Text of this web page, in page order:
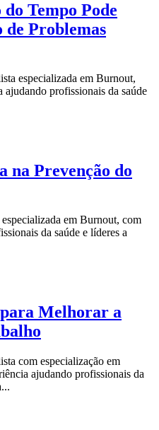
Tempo Pode
Problemas
especializada em Burnout,
ajudando profissionais da saúde
na Prevenção do
em Burnout, com
da saúde e líderes a
Melhorar a
com especialização em
ajudando profissionais da